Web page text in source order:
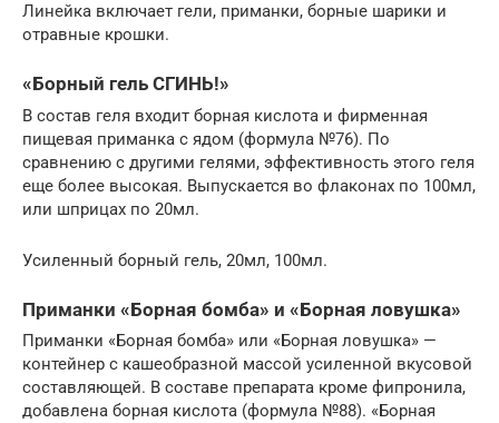
Линейка включает гели, приманки, борные шарики и
отравные крошки.
«Борный гель СГИНЬ!»
В состав геля входит борная кислота и фирменная
пищевая приманка с ядом (формула №76). По
сравнению с другими гелями, эффективность этого геля
еще более высокая. Выпускается во флаконах по 100мл,
или шприцах по 20мл.
Усиленный борный гель, 20мл, 100мл.
Приманки «Борная бомба» и «Борная ловушка»
Приманки «Борная бомба» или «Борная ловушка» —
контейнер с кашеобразной массой усиленной вкусовой
составляющей. В составе препарата кроме фипронила,
добавлена борная кислота (формула №88). «Борная